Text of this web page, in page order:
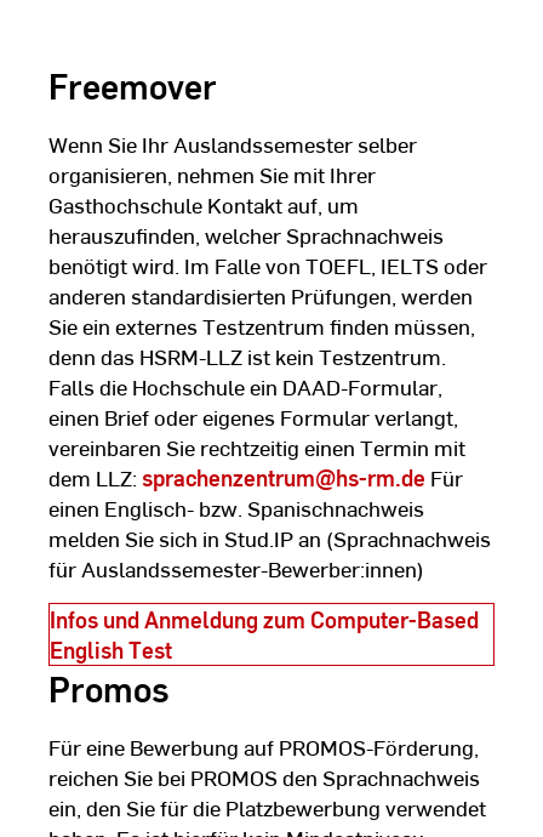
Freemover
Wenn Sie Ihr Auslandssemester selber
organisieren, nehmen Sie mit Ihrer
Gasthochschule Kontakt auf, um
herauszufinden, welcher Sprachnachweis
benötigt wird. Im Falle von TOEFL, IELTS oder
anderen standardisierten Prüfungen, werden
Sie ein externes Testzentrum finden müssen,
denn das HSRM-LLZ ist kein Testzentrum.
Falls die Hochschule ein DAAD-Formular,
einen Brief oder eigenes Formular verlangt,
vereinbaren Sie rechtzeitig einen Termin mit
dem LLZ: sprachenzentrum@hs-rm.de Für
einen Englisch- bzw. Spanischnachweis
melden Sie sich in Stud.IP an (Sprachnachweis
für Auslandssemester-Bewerber:innen)
Infos und Anmeldung zum Computer-Based
English Test
Promos
Für eine Bewerbung auf PROMOS-Förderung,
reichen Sie bei PROMOS den Sprachnachweis
ein, den Sie für die Platzbewerbung verwendet